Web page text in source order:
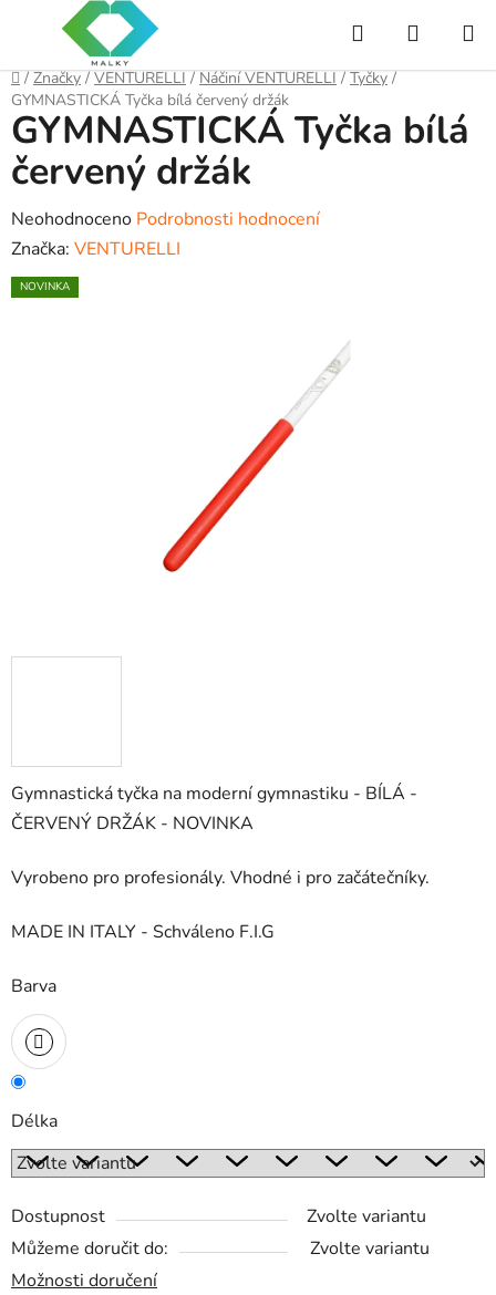
Hledat
KOŠÍK
Domů
/ Značky / VENTURELLI / Náčiní VENTURELLI / Tyčky /
GYMNASTICKÁ Tyčka bílá červený držák
Gymnastická tyčka na moderní gymnastiku - BÍLÁ -
ČERVENÝ DRŽÁK - NOVINKA
Vyrobeno pro profesionály. Vhodné i pro začátečníky.
MADE IN ITALY - Schváleno F.I.G
Barva
Délka
Dostupnost
Zvolte variantu
Můžeme doručit do:
Zvolte variantu
Možnosti doručení
GYMNASTICKÁ Tyčka bílá
červený držák
Průměrné
hodnocení
produktu
Neohodnoceno Podrobnosti hodnocení
Značka: VENTURELLI
NOVINKA